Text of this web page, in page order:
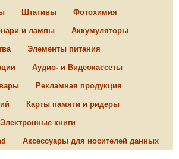
Штативы Фотохимия
и лампы Аккумуляторы
Элементы питания
Аудио- и Видеокассеты
Рекламная продукция
Карты памяти и ридеры
Электронные книги
Аксессуары для носителей данных